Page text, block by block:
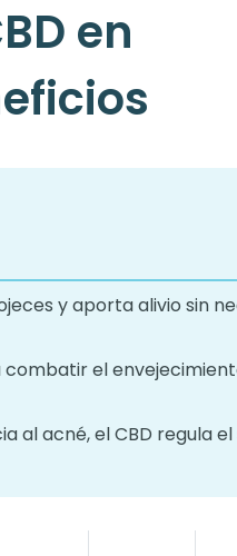
en
y aporta alivio sin
combatir el
al acné, el CBD regula